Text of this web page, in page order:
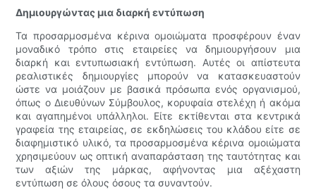
Δημιουργώντας μια διαρκή εντύπωση
Τα προσαρμοσμένα κέρινα ομοιώματα προσφέρουν έναν
μοναδικό τρόπο στις εταιρείες να δημιουργήσουν μια
διαρκή και εντυπωσιακή εντύπωση. Αυτές οι απίστευτα
ρεαλιστικές δημιουργίες μπορούν να κατασκευαστούν
ώστε να μοιάζουν με βασικά πρόσωπα ενός οργανισμού,
όπως ο Διευθύνων Σύμβουλος, κορυφαία στελέχη ή ακόμα
και αγαπημένοι υπάλληλοι. Είτε εκτίθενται στα κεντρικά
γραφεία της εταιρείας, σε εκδηλώσεις του κλάδου είτε σε
διαφημιστικό υλικό, τα προσαρμοσμένα κέρινα ομοιώματα
χρησιμεύουν ως οπτική αναπαράσταση της ταυτότητας και
των αξιών της μάρκας, αφήνοντας μια αξέχαστη
εντύπωση σε όλους όσους τα συναντούν.